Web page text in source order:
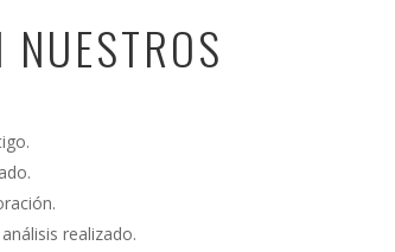
realizado.